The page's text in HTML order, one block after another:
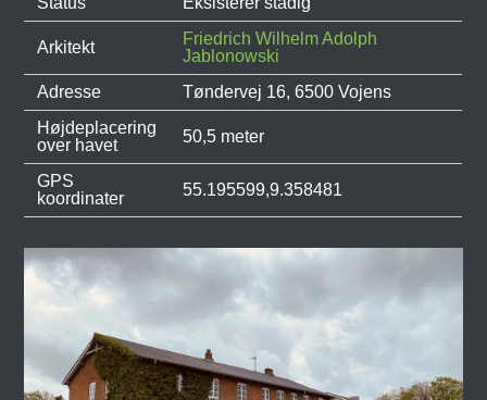
Arkitekt
Friedrich Wilhelm Adolph
Jablonowski
Adresse
Tøndervej 16, 6500 Vojens
Højdeplacering
over havet
50,5 meter
GPS
koordinater
55.195599,9.358481